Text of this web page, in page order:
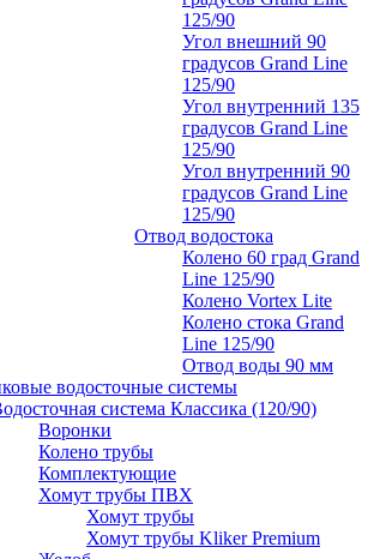
125/90
Угол внешний 90
градусов Grand Line
125/90
Угол внутренний 135
градусов Grand Line
125/90
Угол внутренний 90
градусов Grand Line
125/90
Отвод водостока
Колено 60 град Grand
Line 125/90
Колено Vortex Lite
Колено стока Grand
Line 125/90
Отвод воды 90 мм
водосточные системы
система Классика (120/90)
Воронки
Колено трубы
Комплектующие
Хомут трубы ПВХ
Хомут трубы
Хомут трубы Kliker Premium